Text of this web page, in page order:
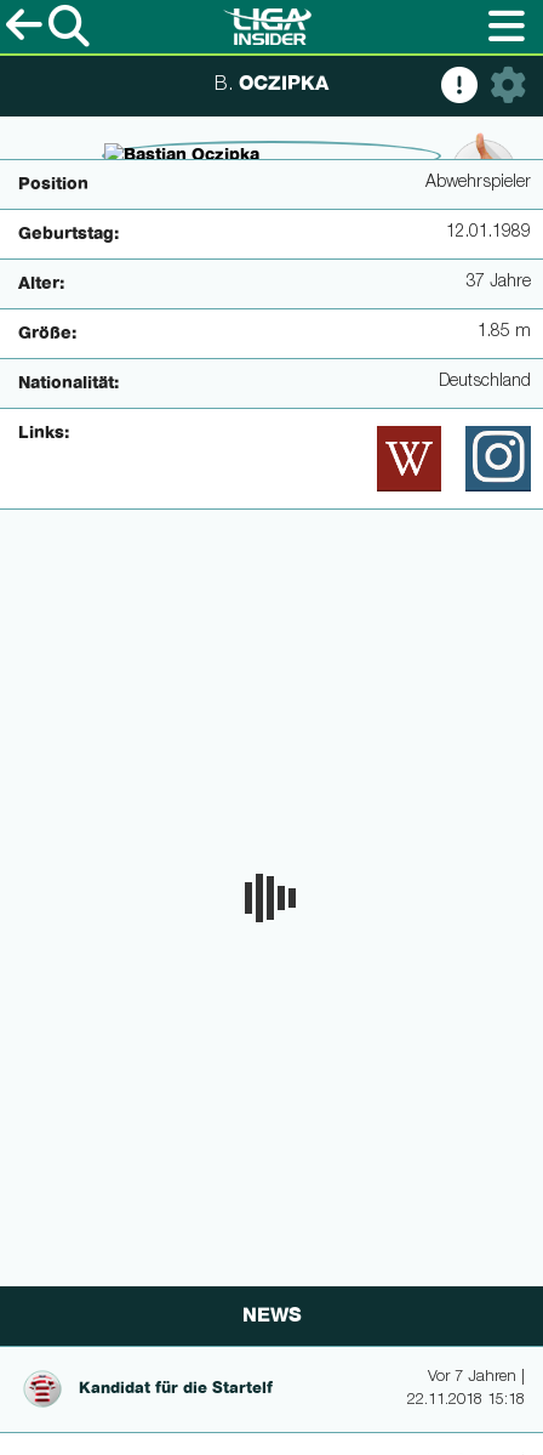
B. OCZIPKA
© imagoimages
Position Abwehrspieler
Geburtstag: 12.01.1989
Alter: 37 Jahre
Größe: 1.85 m
Nationalität: Deutschland
Links:
NEWS
Kandidat für die Startelf
Vor 7 Jahren |
22.11.2018 15:18